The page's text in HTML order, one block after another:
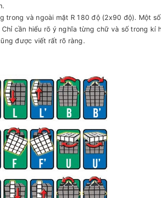
trong và ngoài mặt R 180 độ (2x90 độ). Một
cần hiểu rõ ý nghĩa từng chữ và số trong
được viết rất rõ ràng.